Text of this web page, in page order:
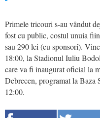
Primele tricouri s-au vândut
fost cu public, costul unuia
sau 290 lei (cu sponsori).
18:00, la Stadionul Iuliu
care va fi inaugurat oficial la
Debrecen, programat la
12:00.